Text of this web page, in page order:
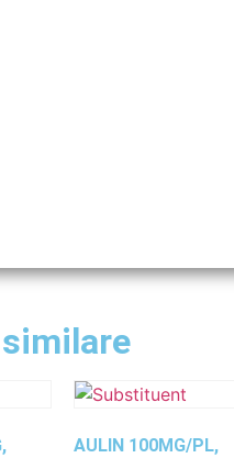
AULIN 100MG/PL,